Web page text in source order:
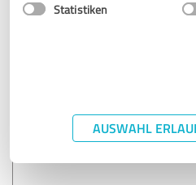
Statistiken
AUSWAHL
Wir freuen uns auch über
SEHR GUT